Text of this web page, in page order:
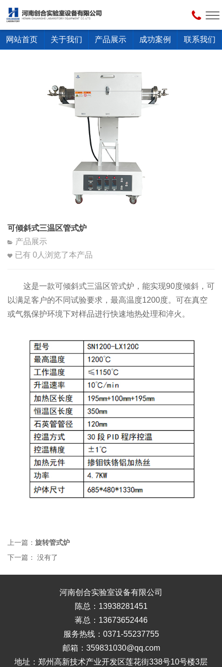
网站首页 关于我们 产品展示 成功案例 联系我们
可倾斜式三温区管式炉
产品展示
已有 0 人浏览了本产品
这是一款可倾斜式三温区管式炉，能实现90度倾斜，可
以满足客户的不同试验要求，最高温度1200度。可在真空
或气氛保护环境下对样品进行快速地热处理和淬火。
上一篇： 旋转管式炉
下一篇： 没有了
河南创合实验室设备有限公司
陈总：13938281451
蒋总：13673652446
服务热线：0371-55237755
邮箱：359831030@qq.com
地址：郑州高新技术产业开发区莲花街338号10号楼3层